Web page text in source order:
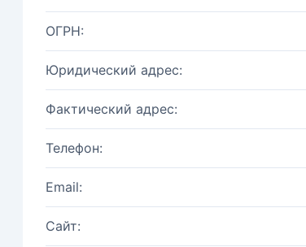
ОГРН:
Юридический адрес:
Фактический адрес:
Телефон:
Email:
Сайт: